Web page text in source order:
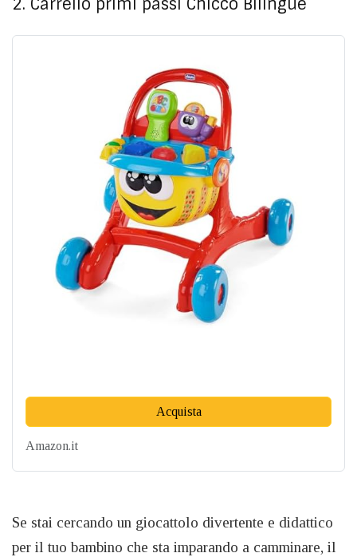
2. Carrello primi passi Chicco Bilingue
Acquista
Amazon.it
Se stai cercando un giocattolo divertente e didattico
per il tuo bambino che sta imparando a camminare, il